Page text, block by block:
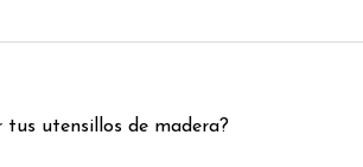
tus utensillos de madera?